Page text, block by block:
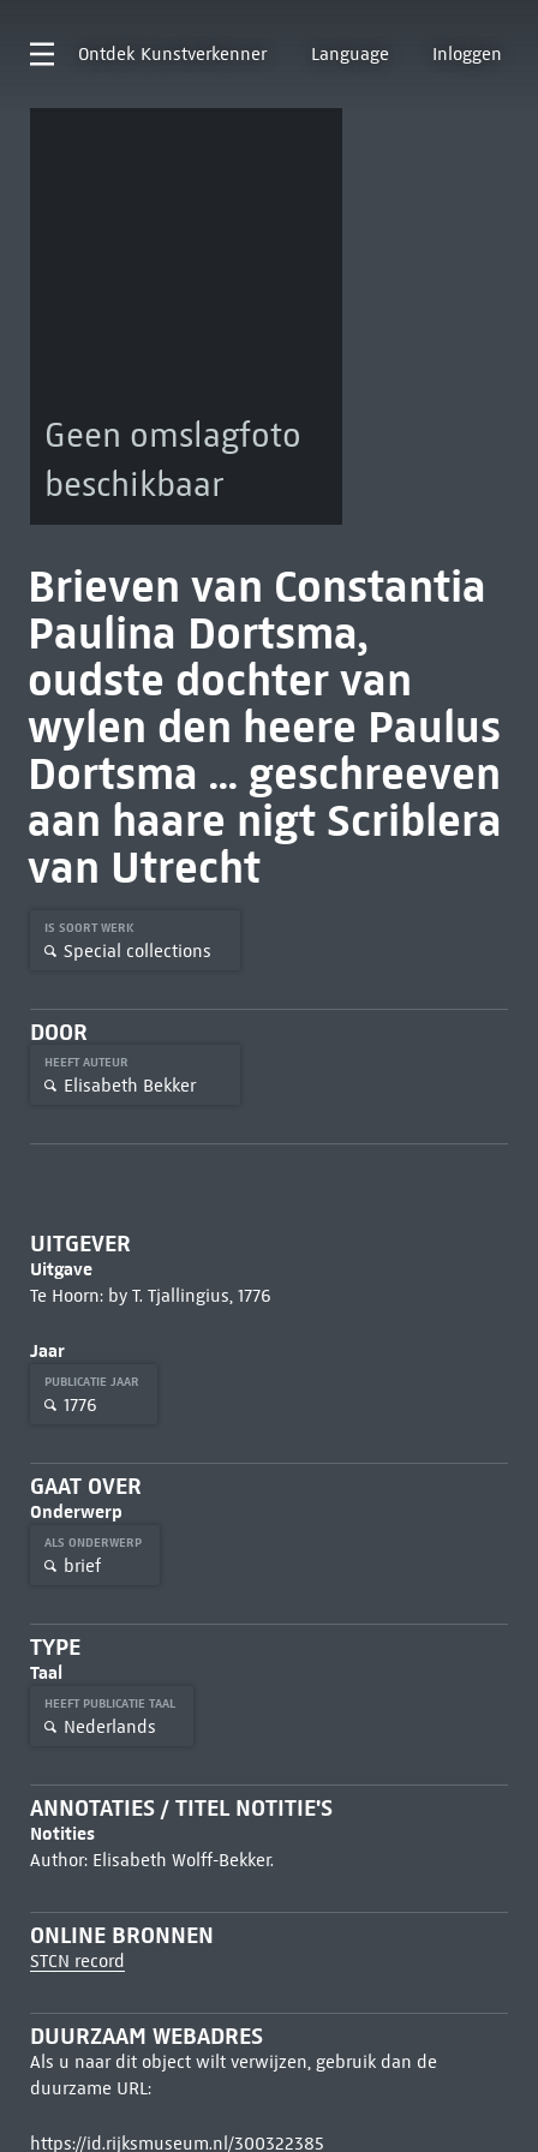
Ontdek Kunstverkenner Language Inloggen
Geen omslagfoto
beschikbaar
Brieven van Constantia
Paulina Dortsma,
oudste dochter van
wylen den heere Paulus
Dortsma ... geschreeven
aan haare nigt Scriblera
van Utrecht
IS SOORT WERK
Special collections
DOOR
HEEFT AUTEUR
Elisabeth Bekker
UITGEVER
Uitgave
Te Hoorn: by T. Tjallingius, 1776
Jaar
PUBLICATIE JAAR
1776
GAAT OVER
Onderwerp
ALS ONDERWERP
brief
TYPE
Taal
HEEFT PUBLICATIE TAAL
Nederlands
ANNOTATIES / TITEL NOTITIE'S
Notities
Author: Elisabeth Wolff-Bekker.
ONLINE BRONNEN
STCN record
DUURZAAM WEBADRES
Als u naar dit object wilt verwijzen, gebruik dan de
duurzame URL:
https://id.rijksmuseum.nl/300322385